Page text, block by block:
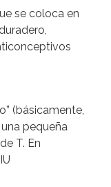
se coloca en
(básicamente,
pequeña
T. En